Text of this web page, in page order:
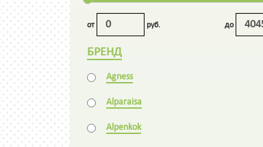
от руб. до
БРЕНД
Agness
Alparaisa
Alpenkok